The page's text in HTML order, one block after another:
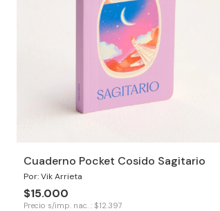
Cuaderno Pocket Cosido Sagitario
Por: Vik Arrieta
$15.000
Precio s/imp. nac. : $12.397